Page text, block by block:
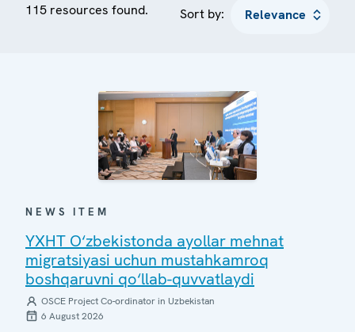
115 resources found. Sort by:
NEWS ITEM
YXHT O‘zbekistonda ayollar mehnat
migratsiyasi uchun mustahkamroq
boshqaruvni qo‘llab-quvvatlaydi
OSCE Project Co-ordinator in Uzbekistan
6 August 2026